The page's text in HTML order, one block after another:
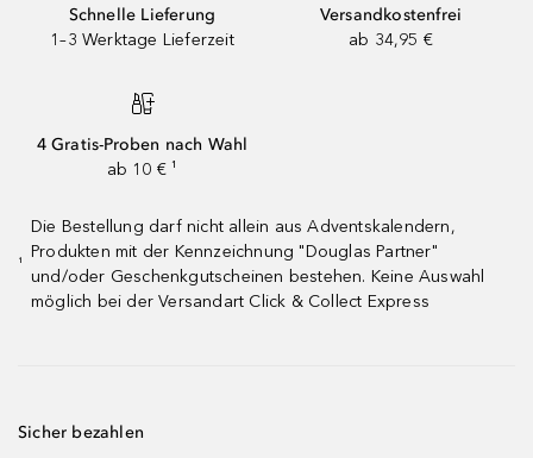
Schnelle Lieferung
1–3 Werktage Lieferzeit
Versandkostenfrei
ab 34,95 €
4 Gratis-Proben nach Wahl
ab 10 € ¹
¹
Die Bestellung darf nicht allein aus Adventskalendern,
Produkten mit der Kennzeichnung "Douglas Partner"
und/oder Geschenkgutscheinen bestehen. Keine Auswahl
möglich bei der Versandart Click & Collect Express
Sicher bezahlen